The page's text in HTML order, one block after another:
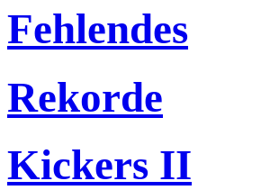
Fehlendes
Rekorde
Kickers II